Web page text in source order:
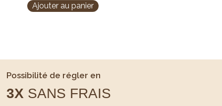
Ajouter au panier
Possibilité de régler en
3X SANS FRAIS